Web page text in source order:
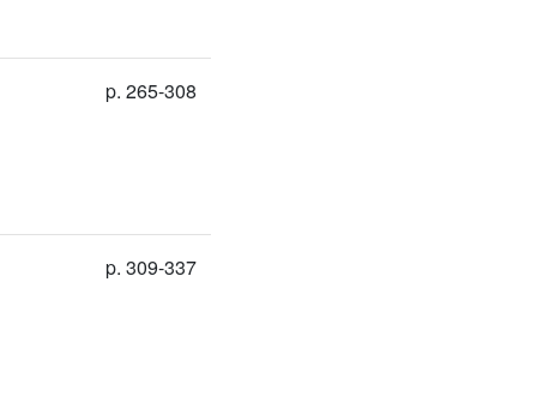
p. 265-308
p. 309-337